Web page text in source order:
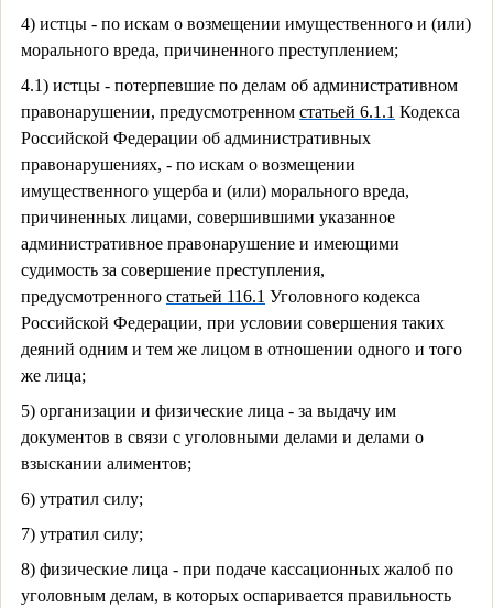
4) истцы - по искам о возмещении имущественного и (или)
морального вреда, причиненного преступлением;
4.1) истцы - потерпевшие по делам об административном
правонарушении, предусмотренном статьей 6.1.1 Кодекса
Российской Федерации об административных
правонарушениях, - по искам о возмещении
имущественного ущерба и (или) морального вреда,
причиненных лицами, совершившими указанное
административное правонарушение и имеющими
судимость за совершение преступления,
предусмотренного статьей 116.1 Уголовного кодекса
Российской Федерации, при условии совершения таких
деяний одним и тем же лицом в отношении одного и того
же лица;
5) организации и физические лица - за выдачу им
документов в связи с уголовными делами и делами о
взыскании алиментов;
6) утратил силу;
7) утратил силу;
8) физические лица - при подаче кассационных жалоб по
уголовным делам, в которых оспаривается правильность